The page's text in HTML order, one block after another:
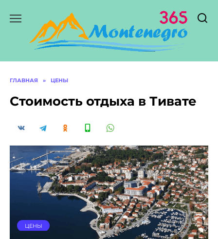
содержанию
ГЛАВНАЯ » ЦЕНЫ
Стоимость отдыха в Тивате
ЦЕНЫ